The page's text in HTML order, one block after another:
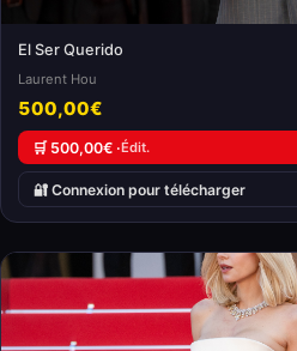
El Ser Querido
Laurent Hou
500,00€
🛒 500,00€ ·Édit.
🔐 Connexion pour télécharger